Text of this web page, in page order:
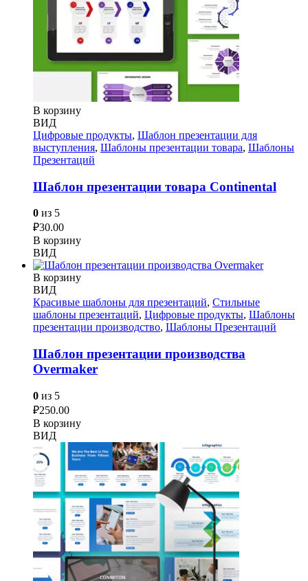
В корзину
ВИД
Цифровые продукты, Шаблон презентации для
выступления, Шаблоны презентации товара, Шаблоны
Презентаций
Шаблон презентации товара Continental
0 из 5
₽30.00
В корзину
ВИД
В корзину
ВИД
Красивые шаблоны для презентаций, Стильные
шаблоны презентаций, Цифровые продукты, Шаблоны
презентации производство, Шаблоны Презентаций
Шаблон презентации производства
Overmaker
0 из 5
₽250.00
В корзину
ВИД